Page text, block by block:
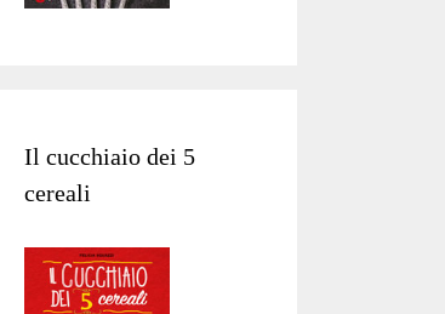
Il cucchiaio dei 5
cereali